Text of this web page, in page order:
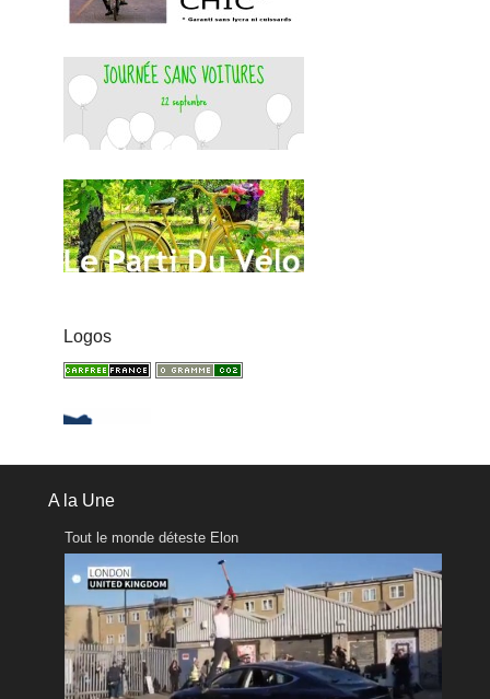
Logos
A la Une
Tout le monde déteste Elon